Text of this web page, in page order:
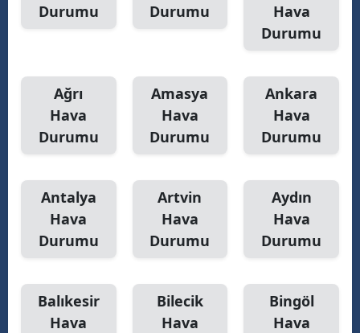
Trabzon
Tunceli
Şanlıurfa
Van
Yozgat
Zonguldak
Aksaray
Durumu
Durumu
Hava
Durumu
Ağrı
Hava
Durumu
Amasya
Hava
Durumu
Ankara
Hava
Durumu
Antalya
Hava
Durumu
Artvin
Hava
Durumu
Aydın
Hava
Durumu
Balıkesir
Hava
Bilecik
Hava
Bingöl
Hava